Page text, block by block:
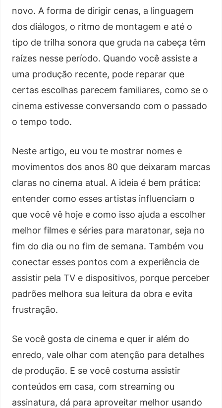
novo. A forma de dirigir cenas, a linguagem
dos diálogos, o ritmo de montagem e até o
tipo de trilha sonora que gruda na cabeça têm
raízes nesse período. Quando você assiste a
uma produção recente, pode reparar que
certas escolhas parecem familiares, como se o
cinema estivesse conversando com o passado
o tempo todo.
Neste artigo, eu vou te mostrar nomes e
movimentos dos anos 80 que deixaram marcas
claras no cinema atual. A ideia é bem prática:
entender como esses artistas influenciam o
que você vê hoje e como isso ajuda a escolher
melhor filmes e séries para maratonar, seja no
fim do dia ou no fim de semana. Também vou
conectar esses pontos com a experiência de
assistir pela TV e dispositivos, porque perceber
padrões melhora sua leitura da obra e evita
frustração.
Se você gosta de cinema e quer ir além do
enredo, vale olhar com atenção para detalhes
de produção. E se você costuma assistir
conteúdos em casa, com streaming ou
assinatura, dá para aproveitar melhor usando